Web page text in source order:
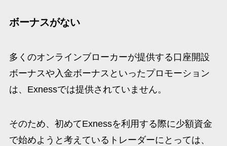
ボーナスがない
多くのオンラインブローカーが提供する口座開設
ボーナスや入金ボーナスといったプロモーション
は、Exnessでは提供されていません。
そのため、初めてExnessを利用する際に少額資金
で始めようと考えているトレーダーにとっては、